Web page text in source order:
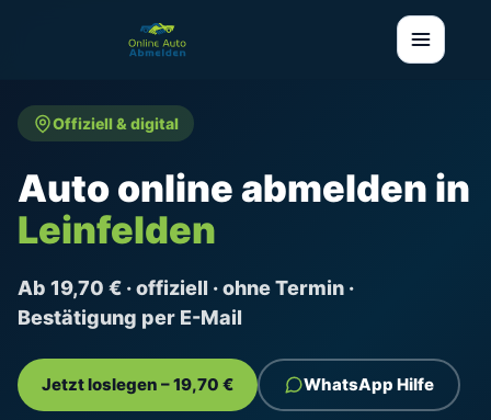
Offiziell & digital
Auto online abmelden in
Leinfelden
Ab 19,70 € · offiziell · ohne Termin ·
Bestätigung per E-Mail
Jetzt loslegen – 19,70 € WhatsApp Hilfe